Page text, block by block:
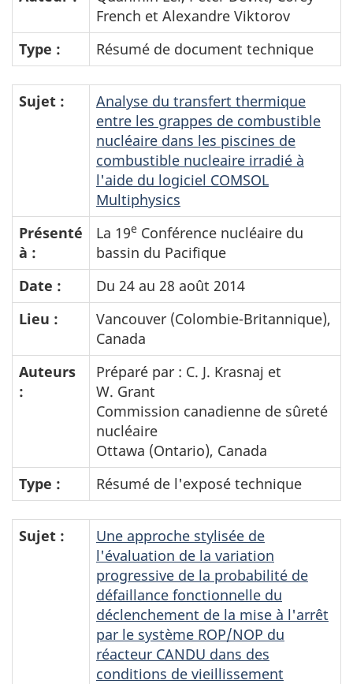
French et Alexandre Viktorov
Type :
Résumé de document technique
Sujet :
Analyse du transfert thermique
entre les grappes de combustible
nucléaire dans les piscines de
combustible nucleaire irradié à
l'aide du logiciel COMSOL
Multiphysics
Présenté
à :
La 19e Conférence nucléaire du
bassin du Pacifique
Date :
Du 24 au 28 août 2014
Lieu :
Vancouver (Colombie-Britannique),
Canada
Auteurs
:
Préparé par : C. J. Krasnaj et
W. Grant
Commission canadienne de sûreté
nucléaire
Ottawa (Ontario), Canada
Type :
Résumé de l'exposé technique
Sujet :
Une approche stylisée de
l'évaluation de la variation
progressive de la probabilité de
défaillance fonctionnelle du
déclenchement de la mise à l'arrêt
par le système ROP/NOP du
réacteur CANDU dans des
conditions de vieillissement